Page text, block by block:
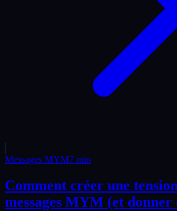
Messages MYM7 min
Comment créer une
messages MYM (et donner